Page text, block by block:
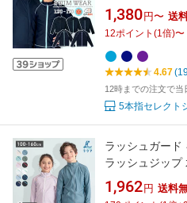
学校用 長袖 長
着上下セット
UPF50+ 紫外線
150 160 170 サ
1,380 円〜 送
12ポイント (1倍)〜
4.67
12時までの注文で
5本指セレクト
ラッシュガード
ラッシュジップ
の子 ベビー 学
なし 100 100
1,962 円 送料